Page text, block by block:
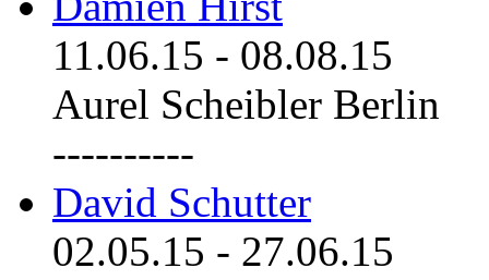
11.06.15 - 08.08.15
Aurel Scheibler Berlin
----------
David Schutter
02.05.15 - 27.06.15